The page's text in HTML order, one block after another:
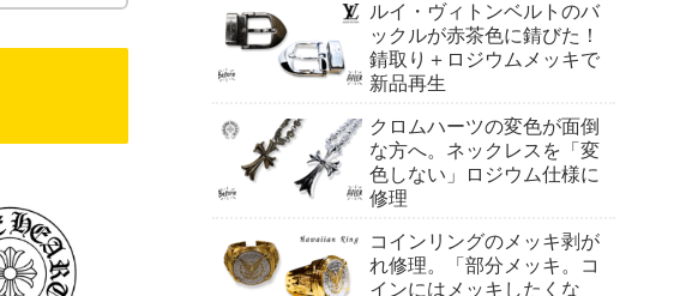
ルイ・ヴィトンベルトのバ
ックルが赤茶色に錆びた！
錆取り＋ロジウムメッキで
新品再生
クロムハーツの変色が面倒
な方へ。ネックレスを「変
色しない」ロジウム仕様に
修理
コインリングのメッキ剥が
れ修理。「部分メッキ。コ
インにはメッキしたくな